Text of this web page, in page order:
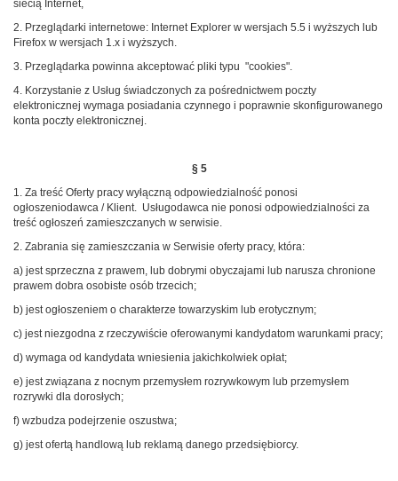
siecią Internet,
2. Przeglądarki internetowe: Internet Explorer w wersjach 5.5 i wyższych lub
Firefox w wersjach 1.x i wyższych.
3. Przeglądarka powinna akceptować pliki typu "cookies".
4. Korzystanie z Usług świadczonych za pośrednictwem poczty
elektronicznej wymaga posiadania czynnego i poprawnie skonfigurowanego
konta poczty elektronicznej.
§ 5
1. Za treść Oferty pracy wyłączną odpowiedzialność ponosi
ogłoszeniodawca / Klient. Usługodawca nie ponosi odpowiedzialności za
treść ogłoszeń zamieszczanych w serwisie.
2. Zabrania się zamieszczania w Serwisie oferty pracy, która:
a) jest sprzeczna z prawem, lub dobrymi obyczajami lub narusza chronione
prawem dobra osobiste osób trzecich;
b) jest ogłoszeniem o charakterze towarzyskim lub erotycznym;
c) jest niezgodna z rzeczywiście oferowanymi kandydatom warunkami pracy;
d) wymaga od kandydata wniesienia jakichkolwiek opłat;
e) jest związana z nocnym przemysłem rozrywkowym lub przemysłem
rozrywki dla dorosłych;
f) wzbudza podejrzenie oszustwa;
g) jest ofertą handlową lub reklamą danego przedsiębiorcy.